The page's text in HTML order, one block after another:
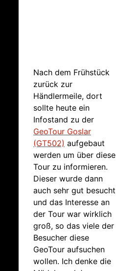
Nach dem Frühstück
zurück zur
Händlermeile, dort
sollte heute ein
Infostand zu der
GeoTour Goslar
(GT502) aufgebaut
werden um über diese
Tour zu informieren.
Dieser wurde dann
auch sehr gut besucht
und das Interesse an
der Tour war wirklich
groß, so das viele der
Besucher diese
GeoTour aufsuchen
wollen. Ich denke die